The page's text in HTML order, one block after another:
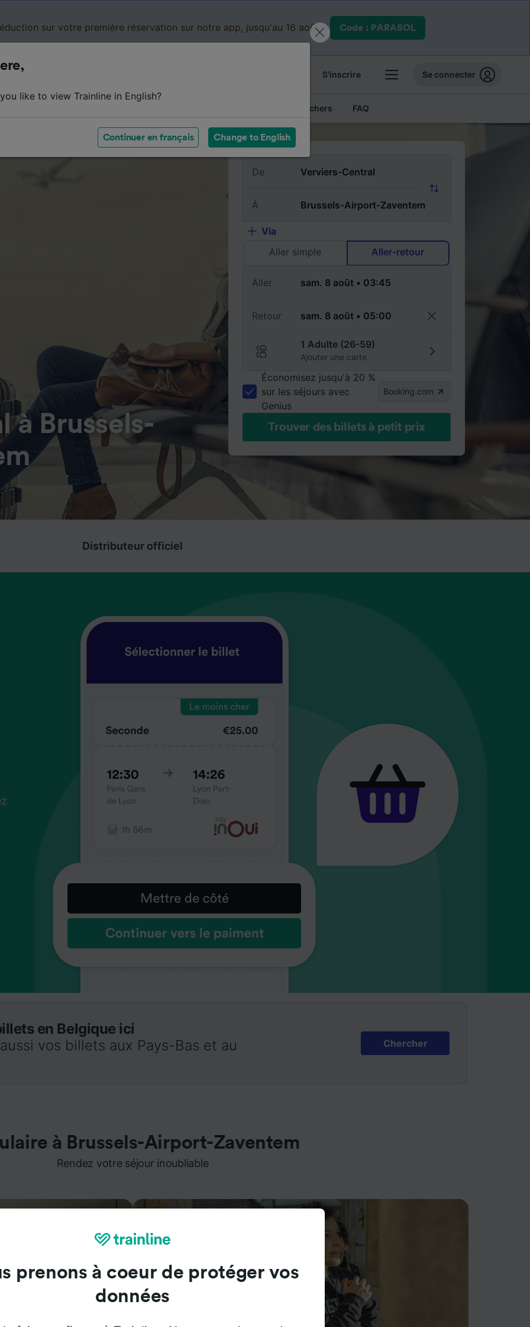
sur votre première réservation sur notre app, jusqu'au 16 août. Code : PARASOL
S'inscrire Se connecter
Billets pas chers FAQ
à Brussels-
De
À
Via
Aller simple
Aller-retour
Aller
Retour
1 Adulte (26-59)
Ajouter une carte
Économisez jusqu'à 20 %
sur les séjours avec
Genius
Booking.com
Trouver des billets à petit prix
Distributeur officiel
en Belgique ici
vos billets aux Pays-Bas et au
Chercher
à Brussels-Airport-Zaventem
Rendez votre séjour inoubliable
like to view Trainline in English?
Continuer en français Change to English
prenons à coeur de protéger vos
données